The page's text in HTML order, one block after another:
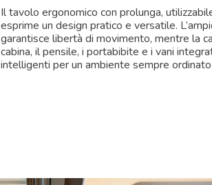
Il tavolo ergonomico con prolunga,
esprime un design pratico e versatile.
garantisce libertà di movimento, mentre la
cabina, il pensile, i portabibite e i vani
intelligenti per un ambiente sempre